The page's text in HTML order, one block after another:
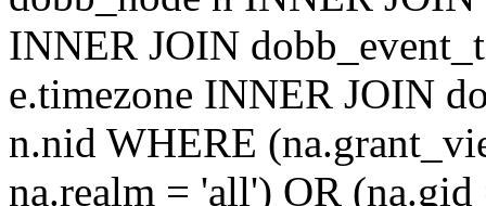
INNER JOIN
e.timezone INNER JOIN
n.nid WHERE
na.realm = 'all') OR